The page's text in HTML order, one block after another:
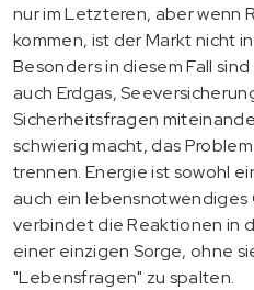
nur im Letzteren, aber wenn
kommen, ist der Markt nicht
Besonders in diesem Fall
auch Erdgas,
Sicherheitsfragen
schwierig macht, das
trennen. Energie ist sowohl
auch ein lebensnotwendiges
verbindet die Reaktionen in
einer einzigen Sorge, ohne
"Lebensfragen" zu spalten.